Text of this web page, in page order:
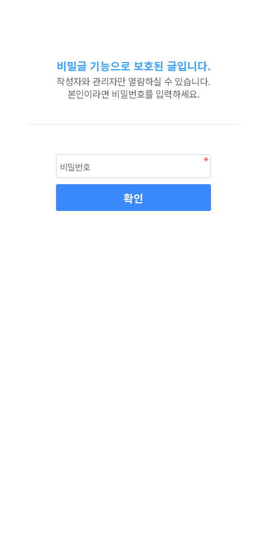
비밀글 기능으로 보호된 글입니다.
작성자와 관리자만 열람하실 수 있습니다.
본인이라면 비밀번호를 입력하세요.